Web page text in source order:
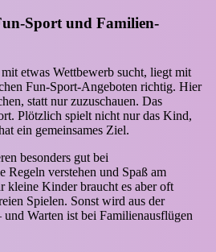
Sport und Familien-
etwas Wettbewerb sucht, liegt mit
Fun-Sport-Angeboten richtig. Hier
statt nur zuzuschauen. Das
Plötzlich spielt nicht nur das Kind,
ein gemeinsames Ziel.
besonders gut bei
Regeln verstehen und Spaß am
kleine Kinder braucht es aber oft
Spielen. Sonst wird aus der
Warten ist bei Familienausflügen